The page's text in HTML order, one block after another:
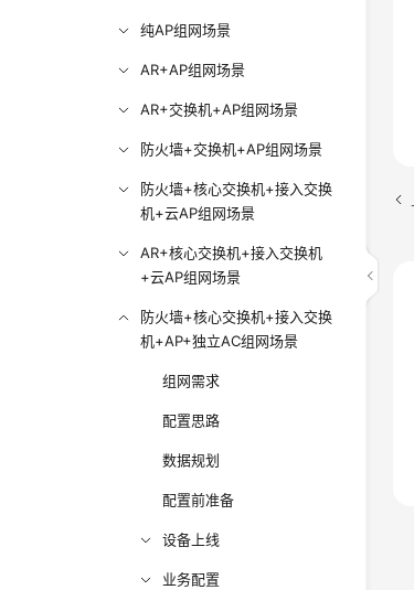
纯AP组网场景
AR+AP组网场景
AR+交换机+AP组网场景
防火墙+交换机+AP组网场景
防火墙+核心交换机+接入交换
机+云AP组网场景
AR+核心交换机+接入交换机
+云AP组网场景
防火墙+核心交换机+接入交换
机+AP+独立AC组网场景
组网需求
配置思路
数据规划
配置前准备
设备上线
业务配置